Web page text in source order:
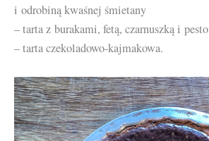
i odrobiną kwaśnej śmietany
– tarta z burakami, fetą, czarnuszką i pesto
– tarta czekoladowo-kajmakowa.